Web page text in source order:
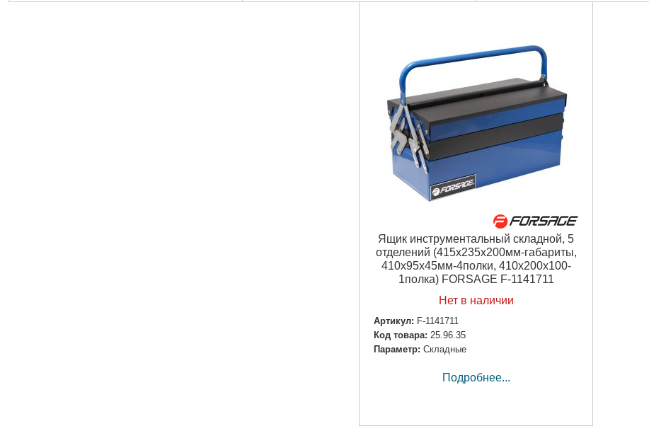
Ящик инструментальный складной, 5
отделений (415х235х200мм-габариты,
410х95х45мм-4полки, 410х200х100-
1полка) FORSAGE F-1141711
Нет в наличии
Артикул: F-1141711
Код товара: 25.96.35
Параметр: Складные
Подробнее...